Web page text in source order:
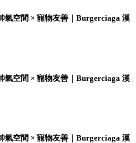
氣空間 × 寵物友善｜Burgerciaga 漢
氣空間 × 寵物友善｜Burgerciaga 漢
氣空間 × 寵物友善｜Burgerciaga 漢